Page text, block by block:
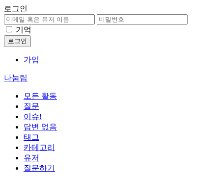
로그인
기억
가입
나눔팁
모든 활동
질문
이슈!
답변 없음
태그
카테고리
유저
질문하기